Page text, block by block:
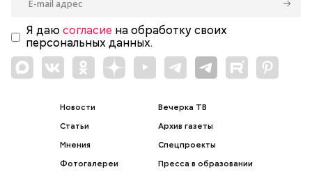
Я даю согласие на обработку своих
персональных данных.
Новости
Статьи
Мнения
Фотогалереи
Вечерка ТВ
Архив газеты
Спецпроекты
Пресса в образовании